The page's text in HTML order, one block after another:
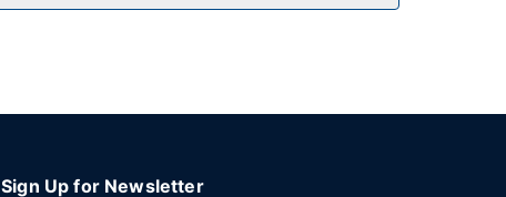
Sign Up for Newsletter